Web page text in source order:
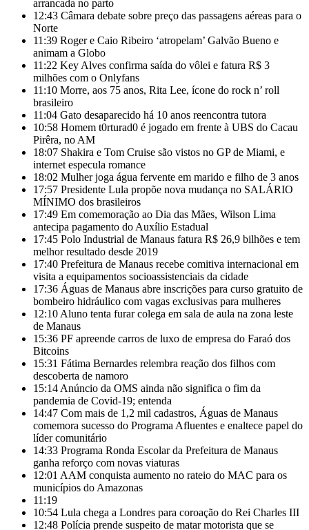
arrancada no parto
12:43 Câmara debate sobre preço das passagens aéreas para o
Norte
11:39 Roger e Caio Ribeiro ‘atropelam’ Galvão Bueno e
animam a Globo
11:22 Key Alves confirma saída do vôlei e fatura R$ 3
milhões com o Onlyfans
11:10 Morre, aos 75 anos, Rita Lee, ícone do rock n’ roll
brasileiro
11:04 Gato desaparecido há 10 anos reencontra tutora
10:58 Homem t0rturad0 é jogado em frente à UBS do Cacau
Pirêra, no AM
18:07 Shakira e Tom Cruise são vistos no GP de Miami, e
internet especula romance
18:02 Mulher joga água fervente em marido e filho de 3 anos
17:57 Presidente Lula propõe nova mudança no SALÁRIO
MÍNIMO dos brasileiros
17:49 Em comemoração ao Dia das Mães, Wilson Lima
antecipa pagamento do Auxílio Estadual
17:45 Polo Industrial de Manaus fatura R$ 26,9 bilhões e tem
melhor resultado desde 2019
17:40 Prefeitura de Manaus recebe comitiva internacional em
visita a equipamentos socioassistenciais da cidade
17:36 Águas de Manaus abre inscrições para curso gratuito de
bombeiro hidráulico com vagas exclusivas para mulheres
12:10 Aluno tenta furar colega em sala de aula na zona leste
de Manaus
15:36 PF apreende carros de luxo de empresa do Faraó dos
Bitcoins
15:31 Fátima Bernardes relembra reação dos filhos com
descoberta de namoro
15:14 Anúncio da OMS ainda não significa o fim da
pandemia de Covid-19; entenda
14:47 Com mais de 1,2 mil cadastros, Águas de Manaus
comemora sucesso do Programa Afluentes e enaltece papel do
líder comunitário
14:33 Programa Ronda Escolar da Prefeitura de Manaus
ganha reforço com novas viaturas
12:01 AAM conquista aumento no rateio do MAC para os
municípios do Amazonas
11:19
10:54 Lula chega a Londres para coroação do Rei Charles III
12:48 Polícia prende suspeito de matar motorista que se